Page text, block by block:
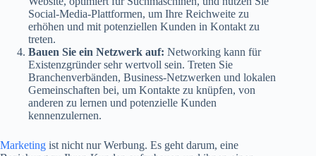
Social-Media-Plattformen, um Ihre Reichweite zu
erhöhen und mit potenziellen Kunden in Kontakt zu
treten.
Bauen Sie ein Netzwerk auf: Networking kann für
Existenzgründer sehr wertvoll sein. Treten Sie
Branchenverbänden, Business-Netzwerken und lokalen
Gemeinschaften bei, um Kontakte zu knüpfen, von
anderen zu lernen und potenzielle Kunden
kennenzulernen.
Marketing ist nicht nur Werbung. Es geht darum, eine